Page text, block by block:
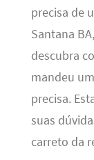
precisa de
Santana
descubra
mandeu
precisa.
suas
carreto da